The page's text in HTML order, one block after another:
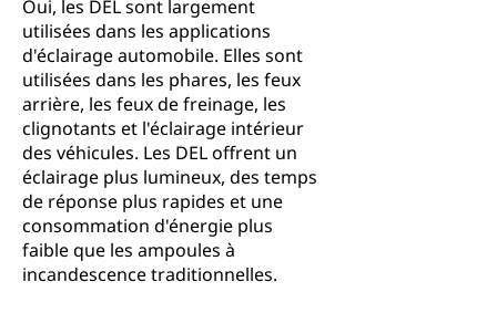
Oui, les DEL sont largement
utilisées dans les applications
d'éclairage automobile. Elles sont
utilisées dans les phares, les feux
arrière, les feux de freinage, les
clignotants et l'éclairage intérieur
des véhicules. Les DEL offrent un
éclairage plus lumineux, des temps
de réponse plus rapides et une
consommation d'énergie plus
faible que les ampoules à
incandescence traditionnelles.